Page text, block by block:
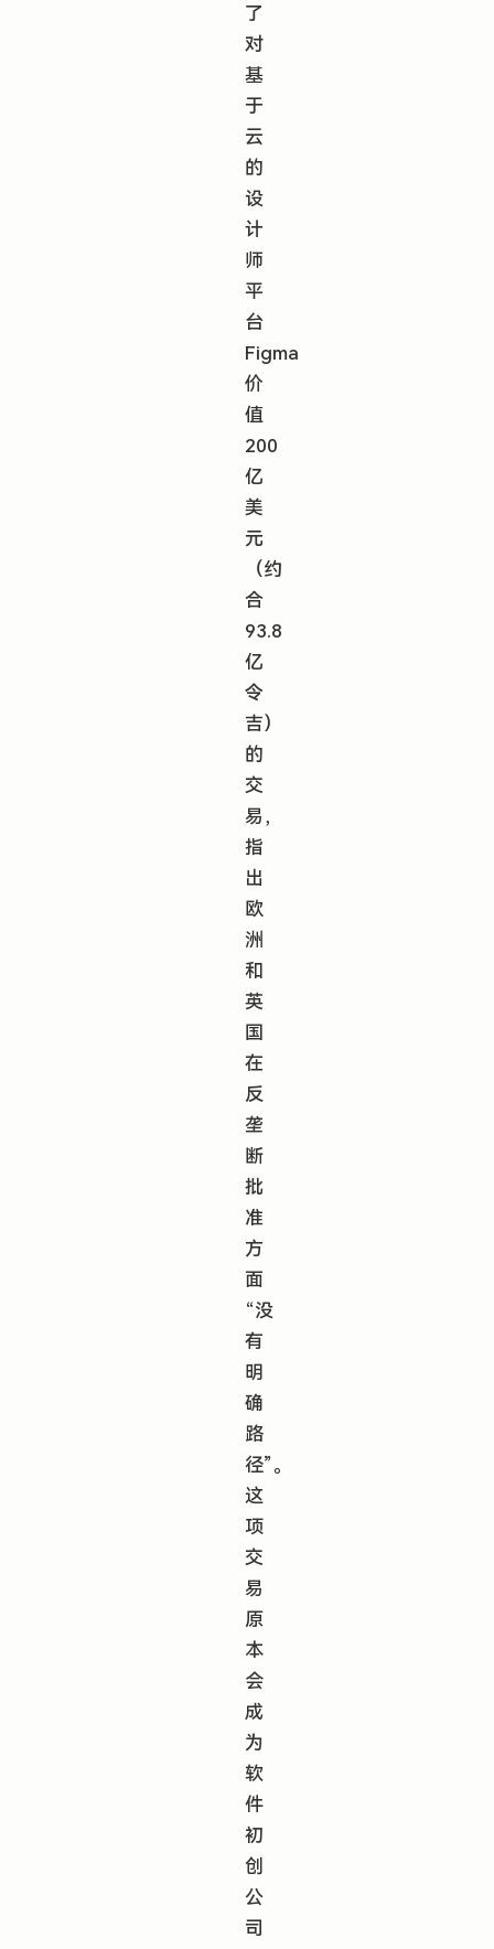
了
对
基
于
云
的
设
计
师
平
台
Figma
价
值
200
亿
美
元
（约
合
93.8
亿
令
吉）
的
交
易，
指
出
欧
洲
和
英
国
在
反
垄
断
批
准
方
面
“没
有
明
确
路
径”。
这
项
交
易
原
本
会
成
为
软
件
初
创
公
司